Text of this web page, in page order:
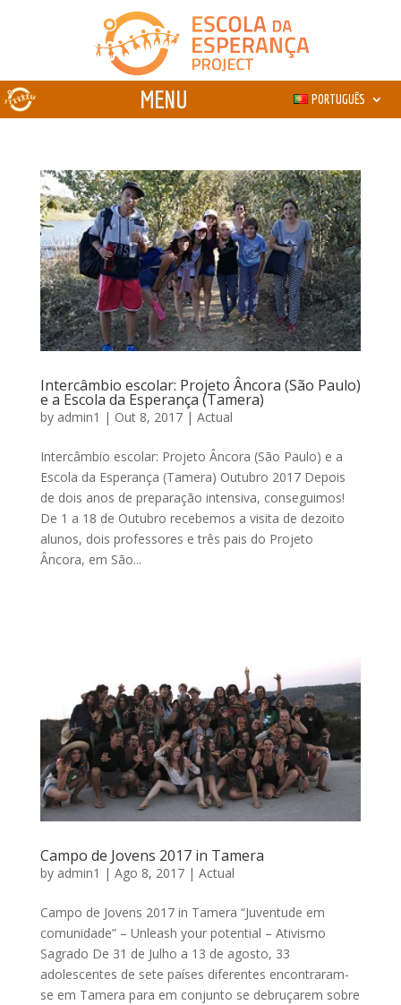
PORTUGUÊS
Intercâmbio escolar: Projeto Âncora (São Paulo)
e a Escola da Esperança (Tamera)
by admin1 | Out 8, 2017| Actual
Intercâmbio escolar: Projeto Âncora (São Paulo) e a
Escola da Esperança (Tamera) Outubro 2017 Depois
de dois anos de preparação intensiva, conseguimos!
De 1 a 18 de Outubro recebemos a visita de dezoito
alunos, dois professores e três pais do Projeto
Âncora, em São...
Campo de Jovens 2017 in Tamera
by admin1 | Ago 8, 2017| Actual
Campo de Jovens 2017 in Tamera “Juventude em
comunidade” – Unleash your potential – Ativismo
Sagrado De 31 de Julho a 13 de agosto, 33
adolescentes de sete países diferentes encontraram-
se em Tamera para em conjunto se debruçarem sobre